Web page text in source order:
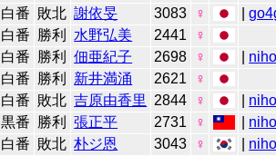
白番 敗北 謝依旻 3083 ♀ |
白番 勝利 水野弘美 2441
♀
白番 勝利 佃亜紀子 2698 ♀
白番 勝利 新井満涌 2621
♀
白番 敗北 吉原由香里 2844 ♀
黒番 勝利 張正平 2731 ♀
白番 敗北 朴ジ恩 3043 ♀